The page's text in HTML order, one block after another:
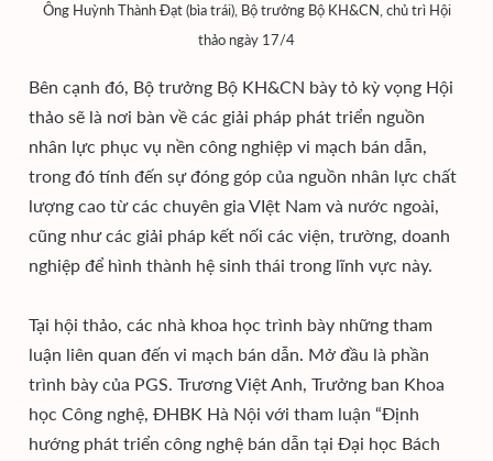
Ông Huỳnh Thành Đạt (bìa trái), Bộ trưởng Bộ KH&CN, chủ trì Hội
thảo ngày 17/4
Bên cạnh đó, Bộ trưởng Bộ KH&CN bày tỏ kỳ vọng Hội
thảo sẽ là nơi bàn về các giải pháp phát triển nguồn
nhân lực phục vụ nền công nghiệp vi mạch bán dẫn,
trong đó tính đến sự đóng góp của nguồn nhân lực chất
lượng cao từ các chuyên gia VIệt Nam và nước ngoài,
cũng như các giải pháp kết nối các viện, trường, doanh
nghiệp để hình thành hệ sinh thái trong lĩnh vực này.
Tại hội thảo, các nhà khoa học trình bày những tham
luận liên quan đến vi mạch bán dẫn. Mở đầu là phần
trình bày của PGS. Trương Việt Anh, Trưởng ban Khoa
học Công nghệ, ĐHBK Hà Nội với tham luận “Định
hướng phát triển công nghệ bán dẫn tại Đại học Bách